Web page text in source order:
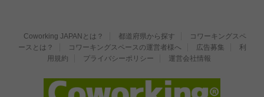
Coworking JAPANとは？ 都道府県から探す
コワーキングスペ
ースとは？
コワーキングスペースの運営者様へ 広告募集
利
用規約
プライバシーポリシー 運営会社情報